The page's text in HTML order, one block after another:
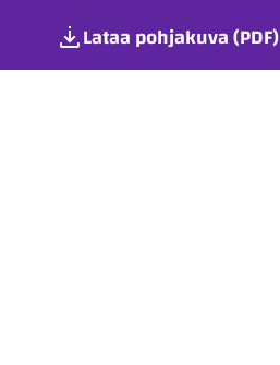
Lataa pohjakuva (PDF)